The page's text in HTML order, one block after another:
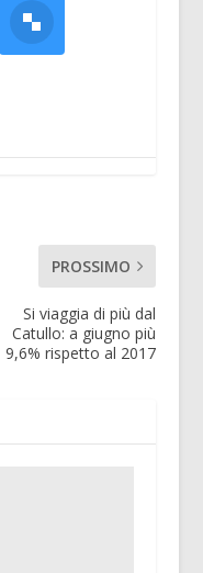
PROSSIMO
Si viaggia di più dal
Catullo: a giugno più
9,6% rispetto al 2017